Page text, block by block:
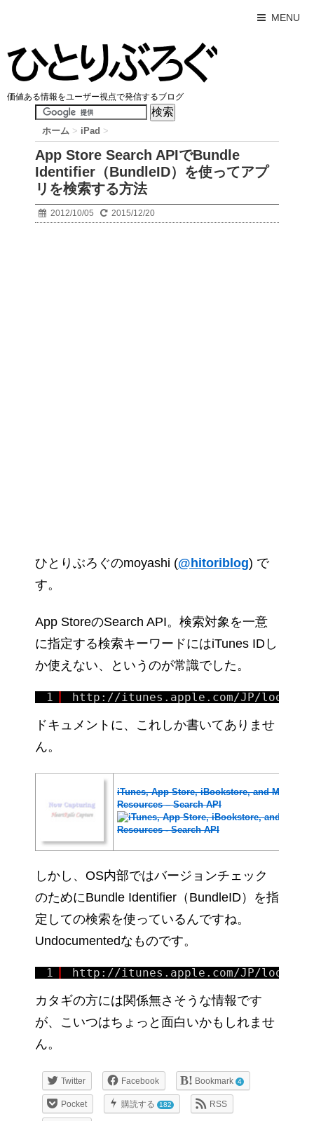
MENU
価値ある情報をユーザー視点で発信するブログ
ホーム > iPad >
App Store Search APIでBundle
Identifier（BundleID）を使ってアプ
リを検索する方法
2012/10/05 2015/12/20
ひとりぶろぐのmoyashi (@hitoriblog) で
す。
App StoreのSearch API。検索対象を一意
に指定する検索キーワードにはiTunes IDし
か使えない、というのが常識でした。
1 http: //itunes .apple.com/JP/lookup
ドキュメントに、これしか書いてありませ
ん。
iTunes, App Store, iBookstore, and Mac App
Resources – Search API
しかし、OS内部ではバージョンチェック
のためにBundle Identifier（BundleID）を指
定しての検索を使っているんですね。
Undocumentedなものです。
1 http: //itunes .apple.com/JP/lookup
カタギの方には関係無さそうな情報です
が、こいつはちょっと面白いかもしれませ
ん。
Twitter Facebook Bookmark 4
Pocket 購読する 182 RSS